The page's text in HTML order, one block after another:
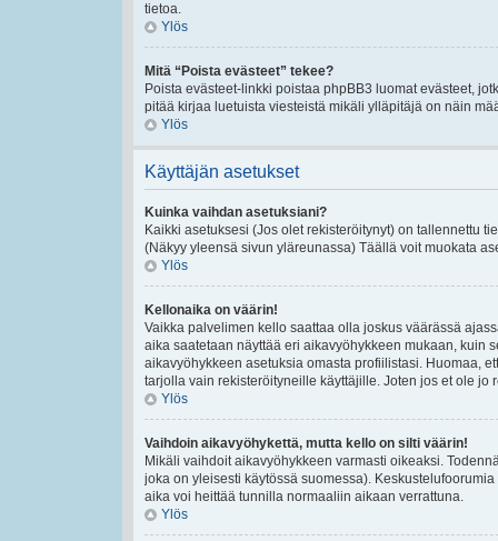
tietoa.
Ylös
Mitä “Poista evästeet” tekee?
Poista evästeet-linkki poistaa phpBB3 luomat evästeet,
pitää kirjaa luetuista viesteistä mikäli ylläpitäjä on näin
Ylös
Käyttäjän asetukset
Kuinka vaihdan asetuksiani?
Kaikki asetuksesi (Jos olet rekisteröitynyt) on tallennettu
(Näkyy yleensä sivun yläreunassa) Täällä voit muokata
Ylös
Kellonaika on väärin!
Vaikka palvelimen kello saattaa olla joskus väärässä
aika saatetaan näyttää eri aikavyöhykkeen mukaan, kuin
aikavyöhykkeen asetuksia omasta profiilistasi. Huomaa,
tarjolla vain rekisteröityneille käyttäjille. Joten jos et ole jo
Ylös
Vaihdoin aikavyöhykettä, mutta kello on silti väärin!
Mikäli vaihdoit aikavyöhykkeen varmasti oikeaksi.
joka on yleisesti käytössä suomessa).
aika voi heittää tunnilla normaaliin aikaan verrattuna.
Ylös